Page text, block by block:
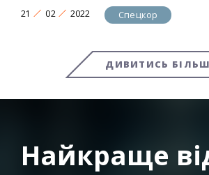
21 02 2022 Спецкор
ДИВИТИСЬ
Найкраще